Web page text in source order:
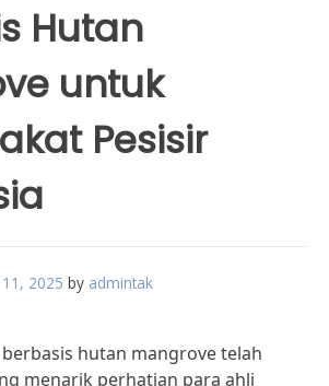
Hutan
untuk
Pesisir
2025 by admintak
hutan mangrove telah
menarik perhatian para ahli